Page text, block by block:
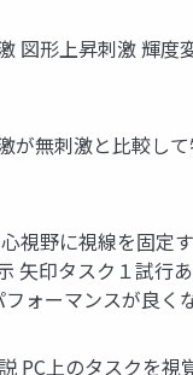
図形上昇刺激 輝度
無刺激と比較し
視野に視線を固定
印タスク１試行
ォーマンスが良く
PC上のタスクを